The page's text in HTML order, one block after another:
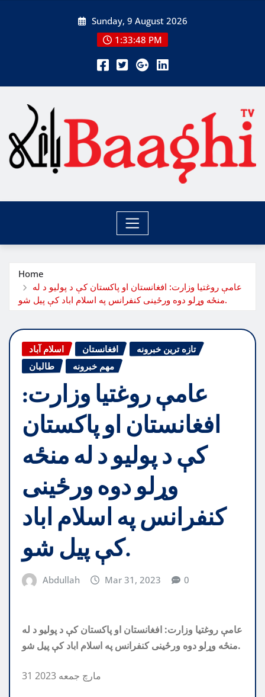
Sunday, 9 August 2026
1:33:50 PM
Home
عامې روغتیا وزارت: افغانستان او پاکستان کې د پولیو د له
منځه وړلو دوه ورځینی کنفرانس په اسلام اباد کې پیل شو.
اسلام آباد افغانستان
تازه ترین خبرونه
طالبان
مهم خبرونه
عامې روغتیا وزارت:
افغانستان او پاکستان
کې د پولیو د له منځه
وړلو دوه ورځینی
کنفرانس په اسلام اباد
کې پیل شو.
Abdullah Mar 31, 2023 0
عامې روغتیا وزارت: افغانستان او پاکستان کې د پولیو د له
منځه وړلو دوه ورځینی کنفرانس په اسلام اباد کې پیل شو.
31 مارچ جمعه 2023